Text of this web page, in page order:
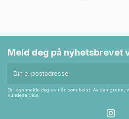
Meld deg på nyhetsbrevet
Du kan melde deg av når som helst. Av den grunn,
kundeservice